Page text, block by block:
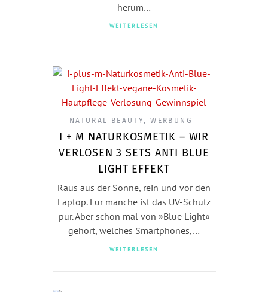
herum…
WEITERLESEN
NATURAL BEAUTY,WERBUNG
I + M NATURKOSMETIK – WIR
VERLOSEN 3 SETS ANTI BLUE
LIGHT EFFEKT
Raus aus der Sonne, rein und vor den
Laptop. Für manche ist das UV-Schutz
pur. Aber schon mal von »Blue Light«
gehört, welches Smartphones,…
WEITERLESEN